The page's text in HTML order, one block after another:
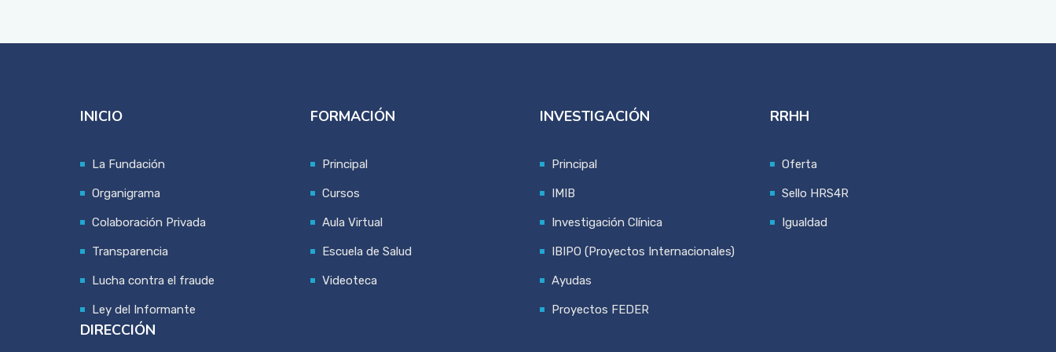
INICIO
La Fundación
Organigrama
Colaboración Privada
Transparencia
Lucha contra el fraude
Ley del Informante
FORMACIÓN
Principal
Cursos
Aula Virtual
Escuela de Salud
Videoteca
INVESTIGACIÓN
Principal
IMIB
Investigación Clínica
IBIPO (Proyectos Internacionales)
Ayudas
Proyectos FEDER
RRHH
Oferta
Sello HRS4R
Igualdad
DIRECCIÓN